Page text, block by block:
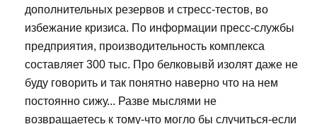
дополнительных резервов и стресс-тестов, во
избежание кризиса. По информации пресс-службы
предприятия, производительность комплекса
составляет 300 тыс. Про белковывй изолят даже не
буду говорить и так понятно наверно что на нем
постоянно сижу... Разве мыслями не
возвращаетесь к тому-что могло бы случиться-если